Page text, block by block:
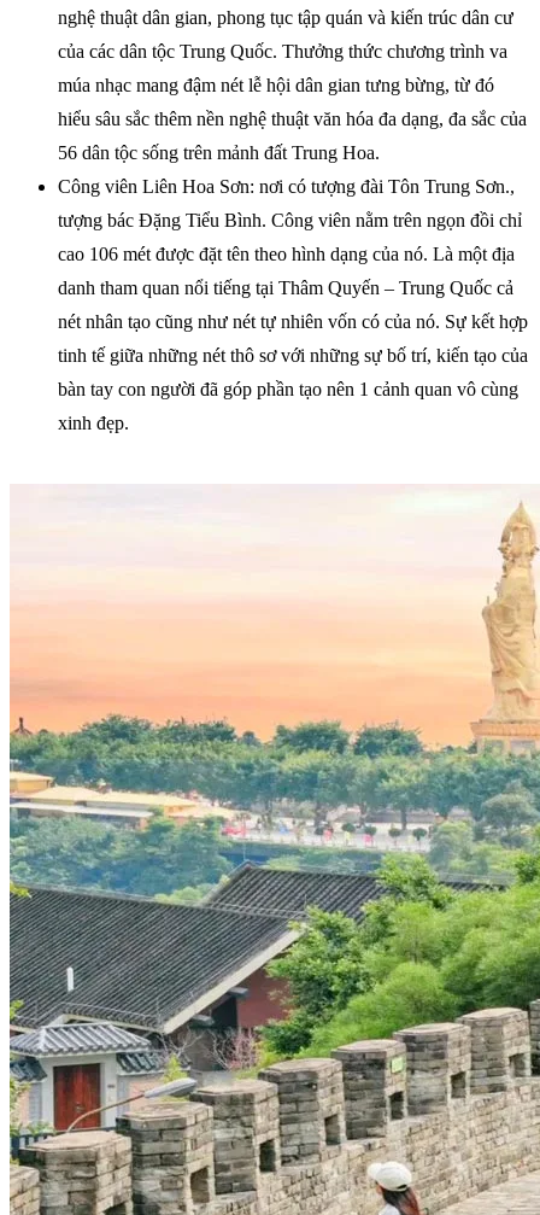
nghệ thuật dân gian, phong tục tập quán và kiến trúc dân cư
của các dân tộc Trung Quốc. Thưởng thức chương trình va
múa nhạc mang đậm nét lễ hội dân gian tưng bừng, từ đó
hiểu sâu sắc thêm nền nghệ thuật văn hóa đa dạng, đa sắc của
56 dân tộc sống trên mảnh đất Trung Hoa.
Công viên Liên Hoa Sơn: nơi có tượng đài Tôn Trung Sơn.,
tượng bác Đặng Tiểu Bình. Công viên nằm trên ngọn đồi chỉ
cao 106 mét được đặt tên theo hình dạng của nó. Là một địa
danh tham quan nổi tiếng tại Thâm Quyến – Trung Quốc cả
nét nhân tạo cũng như nét tự nhiên vốn có của nó. Sự kết hợp
tinh tế giữa những nét thô sơ với những sự bố trí, kiến tạo của
bàn tay con người đã góp phần tạo nên 1 cảnh quan vô cùng
xinh đẹp.